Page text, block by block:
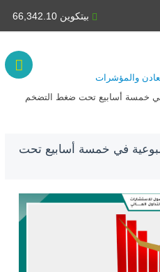
بيتكوين 66,342.10
والمؤشرات
خمسة أسابيع تحت ضغط التضخم
في خمسة أسابيع تحت